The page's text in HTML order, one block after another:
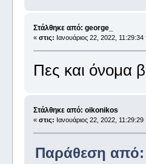
Στάλθηκε από: george_
« στις: Ιανουάριος 22, 2022,
Πες και όνομα
Στάλθηκε από: oikonikos
« στις: Ιανουάριος 22, 2022,
Παράθεση από: